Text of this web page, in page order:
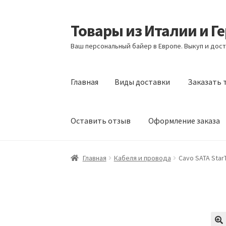
Перейти
к
навигации
Перейти
к
содержимому
Товары из Италии и
Ваш персональный байер в Европе. Выкуп и
Главная Виды доставки Заказать
Оставить отзыв Оформление заказа
Главная Виды доставки Заказать товары
Главная Кабеля и провода Cavo SATA